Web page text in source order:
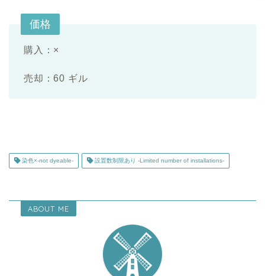
価格
購入：×
売却：60 ギル
染色×-not dyeable- 設置数制限あり -Limited number of installations-
ABOUT ME